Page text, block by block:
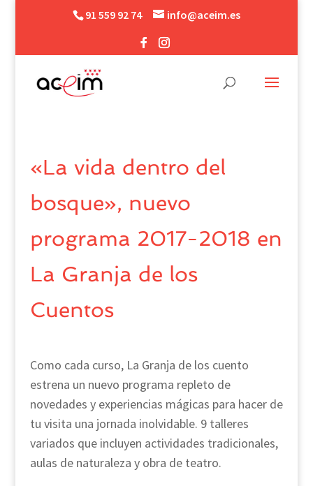
91 559 92 74 info@aceim.es
«La vida dentro del
bosque», nuevo
programa 2017-2018 en
La Granja de los
Cuentos
Como cada curso, La Granja de los cuento
estrena un nuevo programa repleto de
novedades y experiencias mágicas para hacer de
tu visita una jornada inolvidable. 9 talleres
variados que incluyen actividades tradicionales,
aulas de naturaleza y obra de teatro.